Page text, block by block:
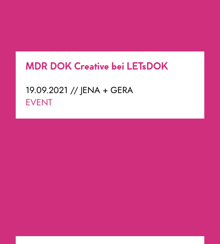
MDR DOK Creative bei LETsDOK
19.09.2021 // JENA + GERA
EVENT